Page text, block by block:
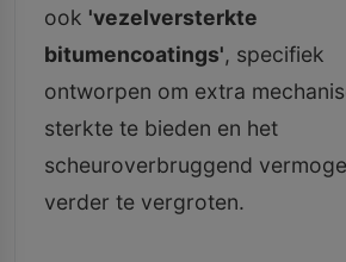
ook 'vezelversterkte
bitumencoatings', specifiek
ontworpen om extra
sterkte te bieden en het
scheuroverbruggend
verder te vergroten.